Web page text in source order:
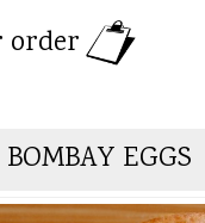
order
BOMBAY EGGS